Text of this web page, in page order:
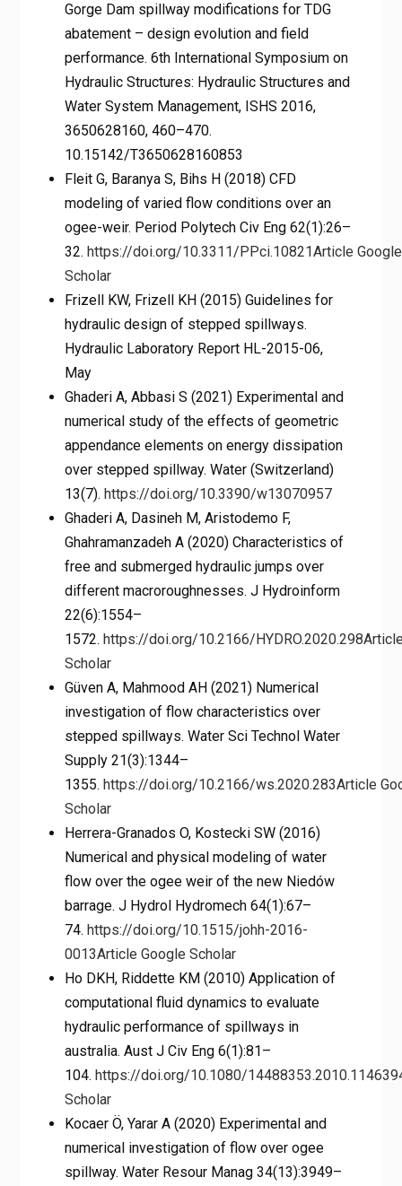
Gorge Dam spillway modifications for TDG
abatement – design evolution and field
performance. 6th International Symposium on
Hydraulic Structures: Hydraulic Structures and
Water System Management, ISHS 2016,
3650628160, 460–470.
10.15142/T3650628160853
Fleit G, Baranya S, Bihs H (2018) CFD
modeling of varied flow conditions over an
ogee-weir. Period Polytech Civ Eng 62(1):26–
32. https://doi.org/10.3311/PPci.10821Article Google
Scholar
Frizell KW, Frizell KH (2015) Guidelines for
hydraulic design of stepped spillways.
Hydraulic Laboratory Report HL-2015-06,
May
Ghaderi A, Abbasi S (2021) Experimental and
numerical study of the effects of geometric
appendance elements on energy dissipation
over stepped spillway. Water (Switzerland)
13(7). https://doi.org/10.3390/w13070957
Ghaderi A, Dasineh M, Aristodemo F,
Ghahramanzadeh A (2020) Characteristics of
free and submerged hydraulic jumps over
different macroroughnesses. J Hydroinform
22(6):1554–
1572. https://doi.org/10.2166/HYDRO.2020.298
Scholar
Güven A, Mahmood AH (2021) Numerical
investigation of flow characteristics over
stepped spillways. Water Sci Technol Water
Supply 21(3):1344–
1355. https://doi.org/10.2166/ws.2020.283Article
Scholar
Herrera-Granados O, Kostecki SW (2016)
Numerical and physical modeling of water
flow over the ogee weir of the new Niedów
barrage. J Hydrol Hydromech 64(1):67–
74. https://doi.org/10.1515/johh-2016-
0013Article Google Scholar
Ho DKH, Riddette KM (2010) Application of
computational fluid dynamics to evaluate
hydraulic performance of spillways in
australia. Aust J Civ Eng 6(1):81–
104. https://doi.org/10.1080/
Scholar
Kocaer Ö, Yarar A (2020) Experimental and
numerical investigation of flow over ogee
spillway. Water Resour Manag 34(13):3949–